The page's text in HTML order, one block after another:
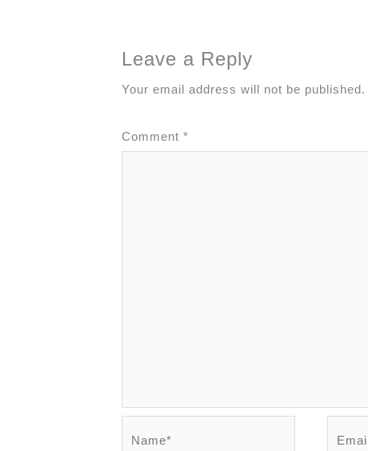
Leave a Reply
Your email address will not be published.
Comment*